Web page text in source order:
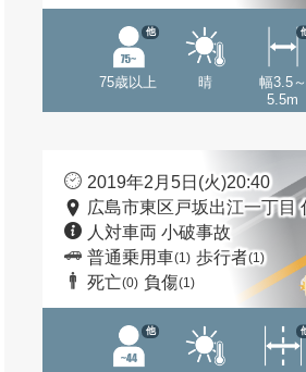
75歳以上
他
晴
幅3.5～
5.5m
2019年2月5日(火)20:40
広島市東区戸坂出江一丁目
人対車両 小破事故
普通乗用車(1) 歩行者(1)
死亡(0) 負傷(1)
他